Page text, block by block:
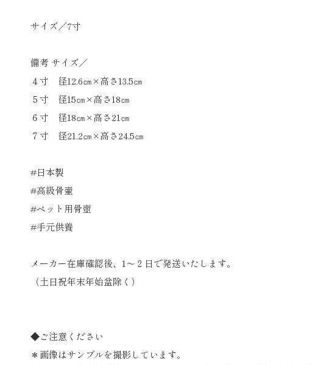
サイズ／7寸
備考 サイズ／
４寸 径12.6㎝×高さ13.5㎝
５寸 径15㎝×高さ18㎝
６寸 径18㎝×高さ21㎝
７寸 径21.2㎝×高さ24.5㎝
#日本製
#高級骨壷
#ペット用骨壺
#手元供養
メーカー在庫確認後、1～２日で発送いたします。
（土日祝年末年始盆除く）
◆ご注意ください
＊画像はサンプルを撮影しています。